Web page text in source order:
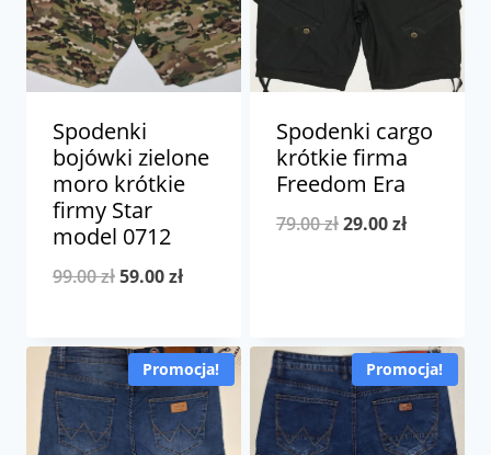
Spodenki
bojówki zielone
moro krótkie
firmy Star
model 0712
99.00złPierwotna
wynosiła:
99.00 zł.
59.00złAktualna
wynosi:
59.00 zł.
Spodenki cargo
krótkie firma
Freedom Era
79.00złPierwotna
29.00złAktualna
Promocja! Promocja!